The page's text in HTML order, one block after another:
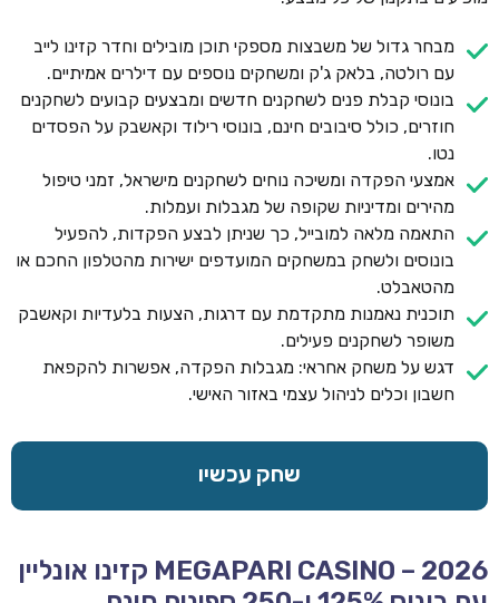
מבחר גדול של משבצות מספקי תוכן מובילים וחדר קזינו לייב
עם רולטה, בלאק ג'ק ומשחקים נוספים עם דילרים אמיתיים.
בונוסי קבלת פנים לשחקנים חדשים ומבצעים קבועים לשחקנים
חוזרים, כולל סיבובים חינם, בונוסי רילוד וקאשבק על הפסדים
נטו.
אמצעי הפקדה ומשיכה נוחים לשחקנים מישראל, זמני טיפול
מהירים ומדיניות שקופה של מגבלות ועמלות.
התאמה מלאה למובייל, כך שניתן לבצע הפקדות, להפעיל
בונוסים ולשחק במשחקים המועדפים ישירות מהטלפון החכם או
מהטאבלט.
תוכנית נאמנות מתקדמת עם דרגות, הצעות בלעדיות וקאשבק
משופר לשחקנים פעילים.
דגש על משחק אחראי: מגבלות הפקדה, אפשרות להקפאת
חשבון וכלים לניהול עצמי באזור האישי.
שחק עכשיו
MEGAPARI CASINO – 2026 קזינו אונליין